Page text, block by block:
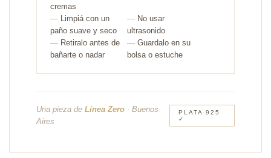
cremas
— Limpiá con un
paño suave y seco
—No usar
ultrasonido
— Retiralo antes de
bañarte o nadar
—Guardalo en su
bolsa o estuche
Una pieza de Línea Zero · Buenos
Aires
PLATA 925
✓